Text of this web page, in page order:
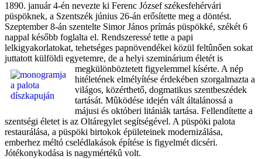
1890. január 4-én nevezte ki Ferenc József székesfehérvári
püspöknek, a Szentszék június 26-án erősítette meg a döntést.
Szeptember 8-án szentelte Simor János prímás püspökké, székét 6
nappal később foglalta el. Rendszeressé tette a papi
lelkigyakorlatokat, tehetséges papnövendékei közül feltûnően sokat
juttatott külföldi egyetemre, de a helyi szeminárium életét is
megkülönböztetett figyelemmel kísérte. A nép
hitéletének elmélyítése érdekében szorgalmazta a
világos, közérthető, dogmatikus szentbeszédek
tartását. Mûködése idején vált általánossá a
májusi és októberi litániák tartása. Fellendítette a
szentségi életet is az Oltáregylet segítségével. A püspöki palota
restaurálása, a püspöki birtokok épületeinek modernizálása,
emberhez méltó cselédlakások építése is figyelmét dicséri.
Jótékonykodása is nagymértékû volt.